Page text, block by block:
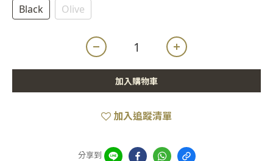
Black Olive
加入購物車
加入追蹤清單
分享到